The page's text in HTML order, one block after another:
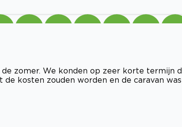
zomer. We konden op zeer korte termijn
kosten zouden worden en de caravan